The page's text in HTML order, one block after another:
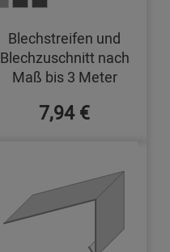
Blechstreifen und
Blechzuschnitt nach
Maß bis 3 Meter
7,94 €